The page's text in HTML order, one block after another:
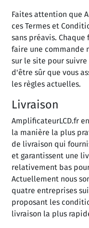
Faites attention que
ces Termes et
sans préavis.
faire une commande
sur le site pour suivre
d'être sûr que vous
les règles actuelles.
Livraison
AmplificateurLCD.fr
la manière la plus
de livraison qui
et garantissent une
relativement bas
Actuellement nous
quatre entreprises
proposant les
livraison la plus